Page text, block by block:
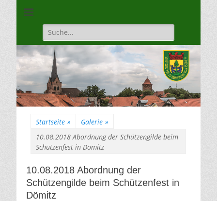
1528
Suche
für:
Startseite » Galerie »
10.08.2018 Abordnung der Schützengilde beim
Schützenfest in Dömitz
10.08.2018 Abordnung der
Schützengilde beim Schützenfest in
Dömitz